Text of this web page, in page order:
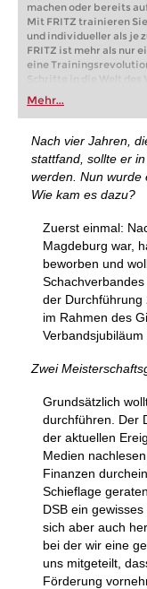
machen oder bereits
Mit FRITZ trainieren
und individueller als je
FRITZ ist mehr als nur
eine
Schritte in die Welt des
oder bereits auf
FRITZ trainieren Sie
individueller als je
Mehr...
Nach vier Jahren,
stattfand, sollte er
werden. Nun wurde
Wie kam es dazu?
Zuerst einmal:
Magdeburg war,
beworben und
der Durchführung
im Rahmen des
Verbandsjubiläum
Zwei
Grundsätzlich
durchführen. Der
der aktuellen
Medien
Finanzen
Schieflage
DSB ein
sich aber auch
bei der wir eine
uns mitgeteilt,
Förderung